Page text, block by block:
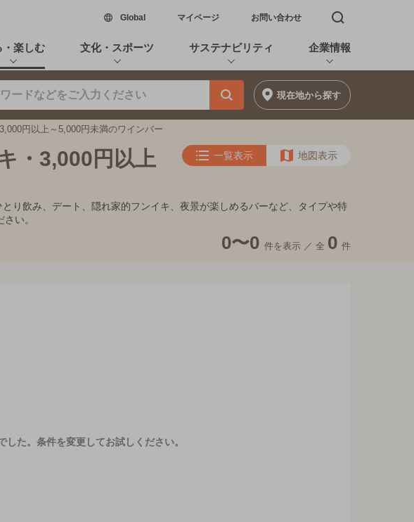
Global新しいウィンドウで開く
マイページ お問い合わせ 検索窓を開く
・楽しむ 文化・スポーツ サステナビリティ 企業情報
現在地から探す
円以上～5,000円未満のワインバー
・3,000円以上
一覧表示 地図表示
り飲み、デート、隠れ家的フンイキ、夜景が楽しめるバーなど、タイプや特
い。
0〜0 件を表示 ／ 全 0 件
した。 条件を変更してお試しください。